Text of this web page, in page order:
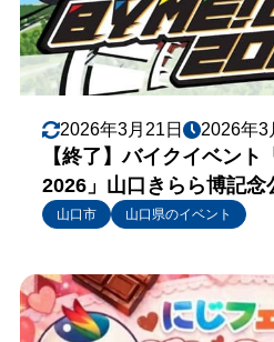
2026年3月21日 2026年3
【終了】バイクイベント
2026」山口きらら博記念
山口市
山口県のイベント